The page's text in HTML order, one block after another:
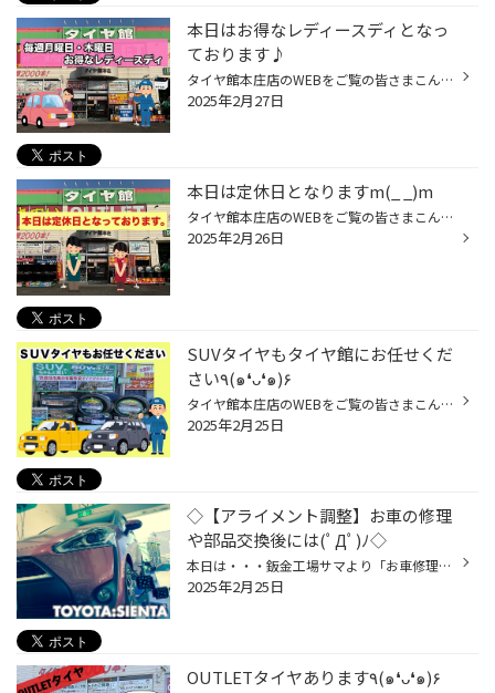
本日はお得なレディースディとなっ
ております♪
タイヤ館本庄店のWEBをご覧の皆さまこんにちは！ メンテナンス商品が15%offで交換できちゃいます╰(*´︶`*)╯♡ お得なこの日をぜひご利用ください。 オイル交換からタイヤ交換までお車のメンテナンスのご予約はこちらから 次回のご来店、スタッフ一同心よりお待ちしております！ 本庄市五十子1-2 タイ...
2025年2月27日
本日は定休日となりますm(_ _)m
タイヤ館本庄店のWEBをご覧の皆さまこんにちは☀︎ ご迷惑をおかけいたしますが宜しくお願いしますm(_ _)m オイル交換からタイヤ交換までお車のメンテナンスのご予約はこちらから 次回のご来店、スタッフ一同心よりお待ちしております！ 本庄市五十子1-2 タイヤ館 本庄（グーグルマップ） タイヤ館・...
2025年2月26日
SUVタイヤもタイヤ館にお任せくだ
さい٩(๑❛ᴗ❛๑)۶
タイヤ館本庄店のWEBをご覧の皆さまこんにちは☀︎ タイヤ館ではSUVタイヤを常時在庫しております! ※サイズによってはお取寄せになります。 お車の使い方やご予算に応じてタイヤ選びをお手伝いいたします。 お見積もりはいつでも無料～☆ 在庫などお気軽にスタッフまでお問合せください(*'▽') オイル交...
2025年2月25日
◇【アライメント調整】お車の修理
や部品交換後には(ﾟДﾟ)ﾉ◇
本日は・・・鈑金工場サマより「お車修理後」の調整作業をご依頼頂きました('◇')ゞ ◇色々な部分が新しい部品へとシッカリ交換されていますね(ﾟдﾟ)‼◇ こちらのお車(シエンタ)の場合【前輪部トー角】のみ調整出来る機構のある車両 ですので、早速「車種別の基準データ」にそった調整を行っていきまー...
2025年2月25日
OUTLETタイヤあります٩(๑❛ᴗ❛๑)۶